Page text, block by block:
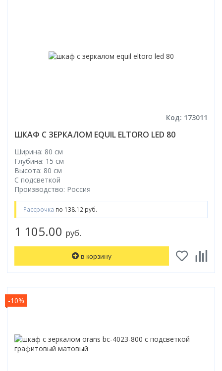
Код: 173011
ШКАФ С ЗЕРКАЛОМ EQUIL ELTORO LED 80
Ширина: 80 см
Глубина: 15 см
Высота: 80 см
С подсветкой
Производство: Россия
Рассрочка по 138.12 руб.
1 105.00 руб.
в корзину
-10%